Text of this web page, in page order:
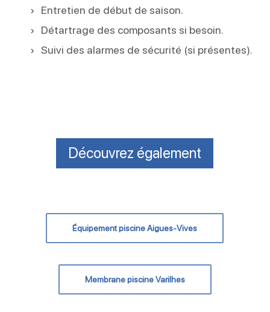
Entretien de début de saison.
Détartrage des composants si besoin.
Suivi des alarmes de sécurité (si présentes).
Découvrez également
Équipement piscine Aigues-Vives
Membrane piscine Varilhes